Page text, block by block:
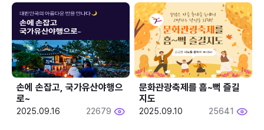
손에 손잡고, 국가유산야행으
로~
2025.09.16 22679
문화관광축제를 흠~뻑 즐길
지도
2025.09.10 25641